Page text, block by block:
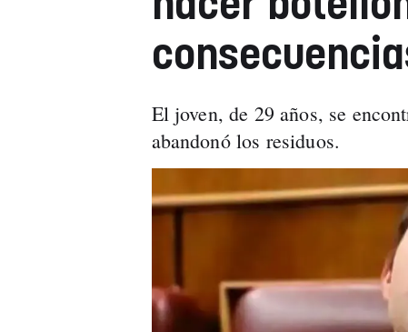
El joven, de 29 años, se
abandonó los residuos.